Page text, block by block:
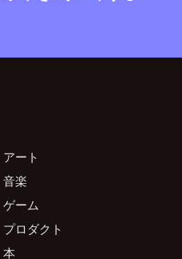
アート
音楽
ゲーム
プロダクト
本